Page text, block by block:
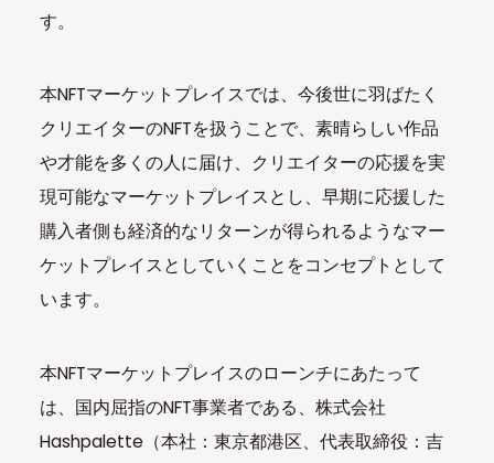
す。
本NFTマーケットプレイスでは、今後世に羽ばたく
クリエイターのNFTを扱うことで、素晴らしい作品
や才能を多くの人に届け、クリエイターの応援を実
現可能なマーケットプレイスとし、早期に応援した
購入者側も経済的なリターンが得られるようなマー
ケットプレイスとしていくことをコンセプトとして
います。
本NFTマーケットプレイスのローンチにあたって
は、国内屈指のNFT事業者である、株式会社
Hashpalette（本社：東京都港区、代表取締役：吉